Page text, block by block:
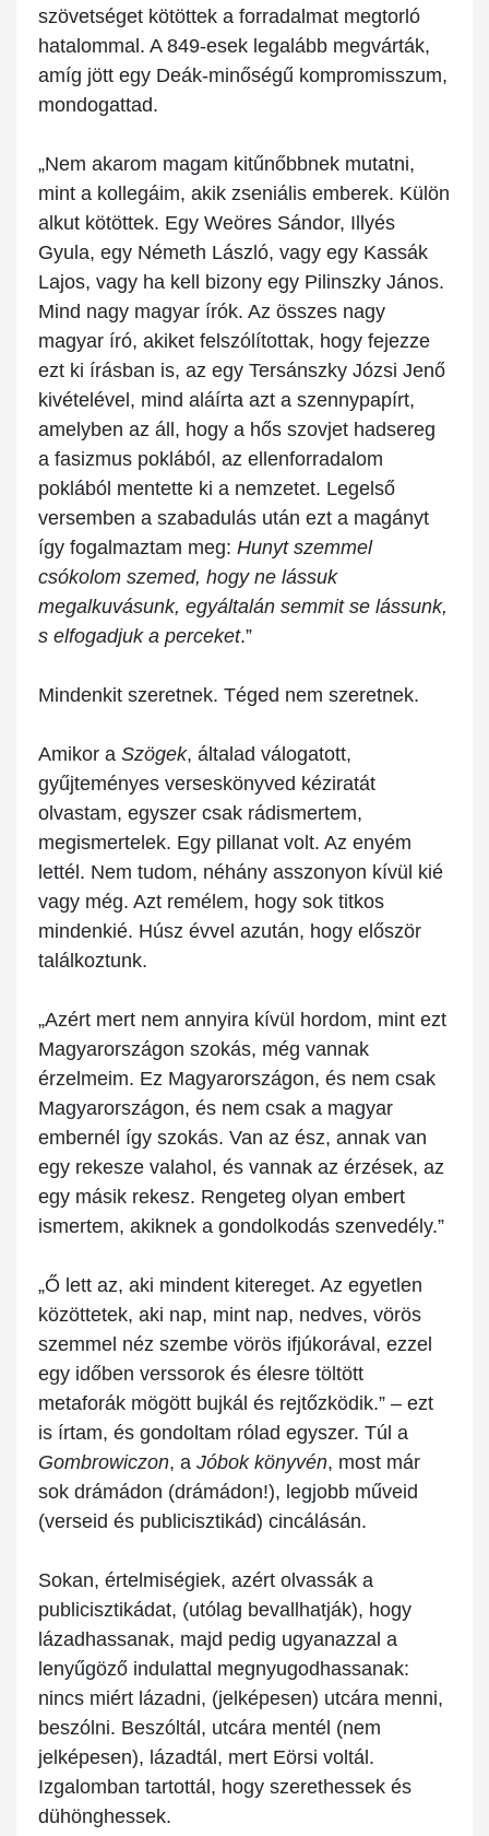
szövetséget kötöttek a forradalmat megtorló
hatalommal. A 849-esek legalább megvárták,
amíg jött egy Deák-minőségű kompromisszum,
mondogattad.
„Nem akarom magam kitűnőbbnek mutatni,
mint a kollegáim, akik zseniális emberek. Külön
alkut kötöttek. Egy Weöres Sándor, Illyés
Gyula, egy Németh László, vagy egy Kassák
Lajos, vagy ha kell bizony egy Pilinszky János.
Mind nagy magyar írók. Az összes nagy
magyar író, akiket felszólítottak, hogy fejezze
ezt ki írásban is, az egy Tersánszky Józsi Jenő
kivételével, mind aláírta azt a szennypapírt,
amelyben az áll, hogy a hős szovjet hadsereg
a fasizmus poklából, az ellenforradalom
poklából mentette ki a nemzetet. Legelső
versemben a szabadulás után ezt a magányt
így fogalmaztam meg: Hunyt szemmel
csókolom szemed, hogy ne lássuk
megalkuvásunk, egyáltalán semmit se lássunk,
s elfogadjuk a perceket.”
Mindenkit szeretnek. Téged nem szeretnek.
Amikor a Szögek, általad válogatott,
gyűjteményes verseskönyved kéziratát
olvastam, egyszer csak rádismertem,
megismertelek. Egy pillanat volt. Az enyém
lettél. Nem tudom, néhány asszonyon kívül kié
vagy még. Azt remélem, hogy sok titkos
mindenkié. Húsz évvel azután, hogy először
találkoztunk.
„Azért mert nem annyira kívül hordom, mint ezt
Magyarországon szokás, még vannak
érzelmeim. Ez Magyarországon, és nem csak
Magyarországon, és nem csak a magyar
embernél így szokás. Van az ész, annak van
egy rekesze valahol, és vannak az érzések, az
egy másik rekesz. Rengeteg olyan embert
ismertem, akiknek a gondolkodás szenvedély.”
„Ő lett az, aki mindent kitereget. Az egyetlen
közöttetek, aki nap, mint nap, nedves, vörös
szemmel néz szembe vörös ifjúkorával, ezzel
egy időben verssorok és élesre töltött
metaforák mögött bujkál és rejtőzködik.” – ezt
is írtam, és gondoltam rólad egyszer. Túl a
Gombrowiczon, a Jóbok könyvén, most már
sok drámádon (drámádon!), legjobb műveid
(verseid és publicisztikád) cincálásán.
Sokan, értelmiségiek, azért olvassák a
publicisztikádat, (utólag bevallhatják), hogy
lázadhassanak, majd pedig ugyanazzal a
lenyűgöző indulattal megnyugodhassanak:
nincs miért lázadni, (jelképesen) utcára menni,
beszólni. Beszóltál, utcára mentél (nem
jelképesen), lázadtál, mert Eörsi voltál.
Izgalomban tartottál, hogy szerethessek és
dühönghessek.